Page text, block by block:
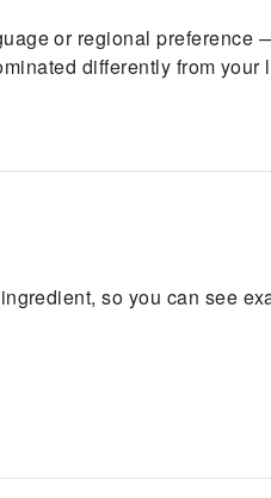
or regional preference
differently from your
so you can see